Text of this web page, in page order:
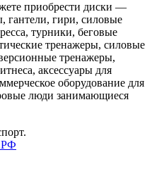
приобрести диски —
гантели, гири, силовые
турники, беговые
тренажеры, силовые
тренажеры,
аксессуары для
оборудование для
люди занимающиеся